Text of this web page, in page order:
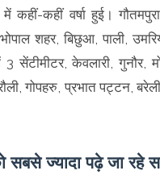
में कहीं-कहीं वर्षा हुई।
शहर, बिछुआ, पाली,
सेंटीमीटर, केवलारी, गुनौर,
गोपहरु, प्रभात पट्टन,
ज्यादा पढ़े जा रहे